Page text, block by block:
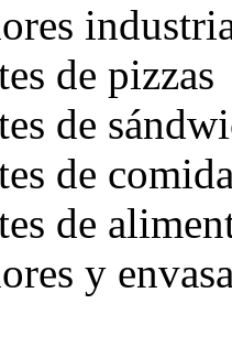
de pizzas
de
de
de
y